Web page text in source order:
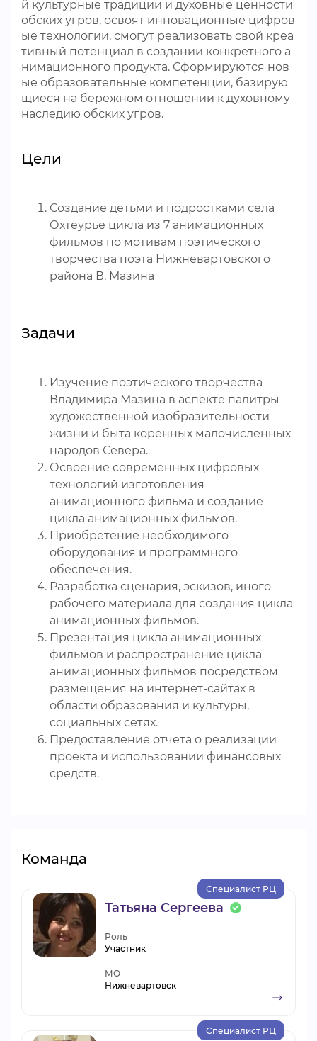
й культурные традиции и духовные ценности
обских угров, освоят инновационные цифров
ые технологии, смогут реализовать свой креа
тивный потенциал в создании конкретного а
нимационного продукта. Сформируются нов
ые образовательные компетенции, базирую
щиеся на бережном отношении к духовному
наследию обских угров.
Цели
Создание детьми и подростками села
Охтеурье цикла из 7 анимационных
фильмов по мотивам поэтического
творчества поэта Нижневартовского
района В. Мазина
Задачи
Изучение поэтического творчества
Владимира Мазина в аспекте палитры
художественной изобразительности
жизни и быта коренных малочисленных
народов Севера.
Освоение современных цифровых
технологий изготовления
анимационного фильма и создание
цикла анимационных фильмов.
Приобретение необходимого
оборудования и программного
обеспечения.
Разработка сценария, эскизов, иного
рабочего материала для создания цикла
анимационных фильмов.
Презентация цикла анимационных
фильмов и распространение цикла
анимационных фильмов посредством
размещения на интернет-сайтах в
области образования и культуры,
социальных сетях.
Предоставление отчета о реализации
проекта и использовании финансовых
средств.
Команда
Татьяна Сергеева
Специалист РЦ
Роль
Участник
МО
Нижневартовск
Специалист РЦ